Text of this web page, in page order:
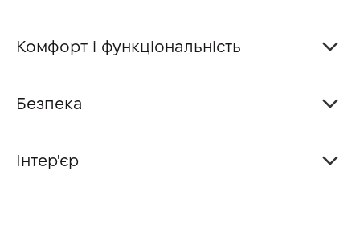
Комфорт і функціональність
Безпека
Інтер'єр